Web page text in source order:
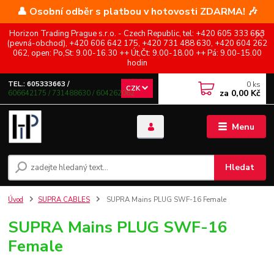
👤 Osobní odběr s platbou v hotovosti ZDARMA! 🎶
Horizon Trading Prague s.r.o. - Czech Republic, tel: +420 605 333 663
(pevná-obchod), +420 606 642 175, +420 731 488 630, +420 604 262
062, open: Po,St: 9.00-16.30 ++ Út,Čt: 9.00-18.00 ++ Pá: 9.00-15.00
hodin
Menu
CZK
Hledat
TEL.: 605333663 /
606642175 / 731488630 / 604262062
0 ks
za 0,00 Kč
Úvod SUPRA CABLES SUPRA Mains PLUG SWF-16 Female
SUPRA Mains PLUG SWF-16
Female